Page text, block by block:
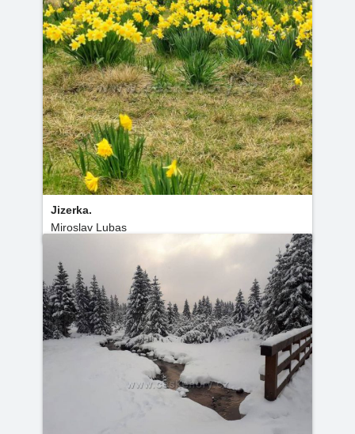
Jizerka.
Miroslav Lubas